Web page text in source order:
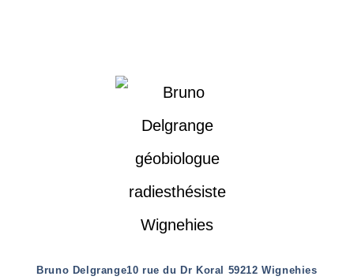
Bruno Delgrange10 rue du Dr Koral 59212 Wignehies